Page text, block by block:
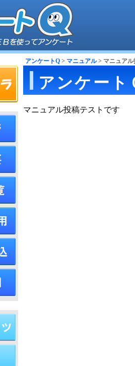
アンケートQ > マニュアル> マニュアル
アンケート
マニュアル投稿テストです